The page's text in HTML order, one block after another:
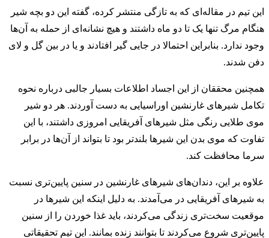
این تیم در مقاله‌ای که به تازگی منتشر کرده، گفته این دو بچه شیر
هنگام مرگ تنها یک تا دو ماه داشتند و هیچ نشانه‌ای از حمله به آن‌ها
وجود ندارد. بنابراین احتمالا در جایی گیر افتادند و یا در بین گل و لای
دفن شدند.
همچنین محققان از این اجساد اطلاعات بسیار جالبی درباره نحوه
تکامل شیر‌های غارنشین اوراسیایی به دست آوردند. هر دو شیر
موی طلایی رنگی مثل شیرهای آفریقایی امروزی داشتند، با این
تفاوت که موی بدن این شیرها بلندتر بود تا بتواند از آن‌ها در برابر
سرما محافظت کند.
علاوه بر این، دندان‌های شیرهای غارنشین در سنین پایین‌تری نسبت
به شیرهای آفریقایی در می‌آمدند. به دلیل اینکه این شیرها در
موقعیت سخت‌تری زندگی می‌کردند، باید غذا خوردن را از سنین
پایین‌تری شروع می‌کردند تا بتوانند زنده بمانند. این تیم تحقیقاتی